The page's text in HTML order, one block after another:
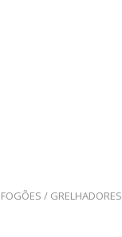
FOGÕES /